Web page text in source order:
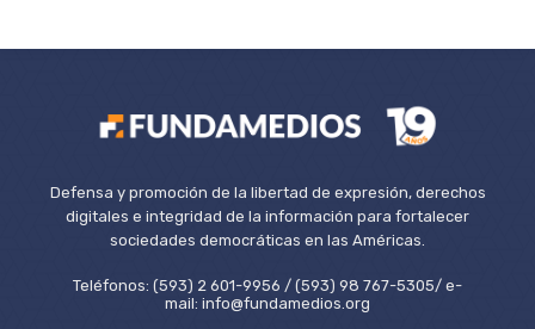
Defensa y promoción de la libertad de expresión, derechos
digitales e integridad de la información para fortalecer
sociedades democráticas en las Américas.
Teléfonos: (593) 2 601-9956 / (593) 98 767-5305/ e-
mail: info@fundamedios.org